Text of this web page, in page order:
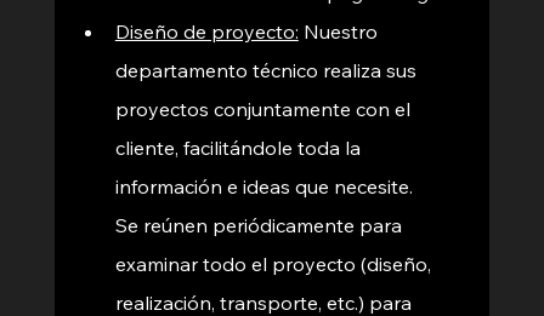
Diseño de proyecto: Nuestro
departamento técnico realiza sus
proyectos conjuntamente con el
cliente, facilitándole toda la
información e ideas que necesite.
Se reúnen periódicamente para
examinar todo el proyecto (diseño,
realización, transporte, etc.) para